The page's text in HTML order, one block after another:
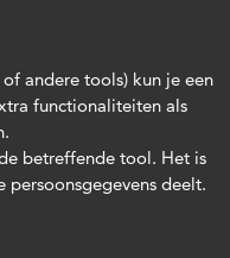
andere tools) kun je een
functionaliteiten als
betreffende tool. Het is
deelt.